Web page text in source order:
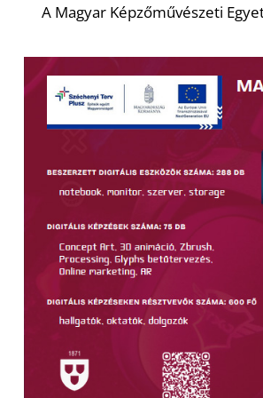
A Magyar Képzőművészeti